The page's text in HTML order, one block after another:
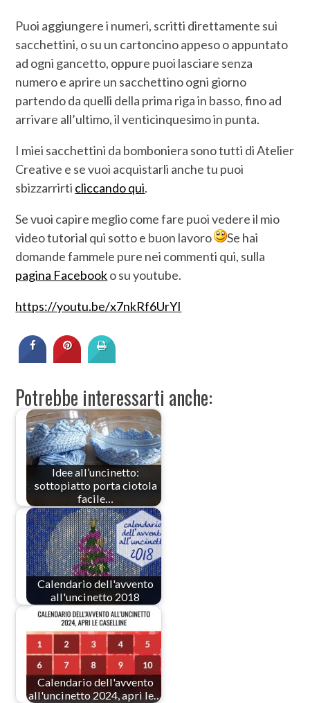
Puoi aggiungere i numeri, scritti direttamente sui
sacchettini, o su un cartoncino appeso o appuntato
ad ogni gancetto, oppure puoi lasciare senza
numero e aprire un sacchettino ogni giorno
partendo da quelli della prima riga in basso, fino ad
arrivare all’ultimo, il venticinquesimo in punta.
I miei sacchettini da bomboniera sono tutti di Atelier
Creative e se vuoi acquistarli anche tu puoi
sbizzarrirti cliccando qui.
Se vuoi capire meglio come fare puoi vedere il mio
video tutorial qui sotto e buon lavoro
Se hai
domande fammele pure nei commenti qui, sulla
pagina Facebooko su youtube.
https://youtu.be/x7nkRf6UrYI
Potrebbe interessarti anche:
Idee all’uncinetto:
sottopiatto porta ciotola
facile…
Calendario dell'avvento
all'uncinetto 2018
Calendario dell'avvento
all'uncinetto 2024, apri le…